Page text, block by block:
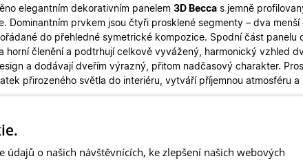
elegantním dekorativním panelem 3D Becca s jemně
Dominantním prvkem jsou čtyři prosklené segmenty – dva
do přehledné symetrické kompozice. Spodní část panelu
horní členění a podtrhují celkově vyvážený, harmonický vzhled
a dodávají dveřím výrazný, přitom nadčasový charakter.
přirozeného světla do interiéru, vytváří příjemnou atmosféru
, které elegantně
celé sestavy. Dveře tak působí moderně, vzdušně a velmi
typům rodinných domů.
údajů o našich návštěvnících, ke zlepšení našich webových